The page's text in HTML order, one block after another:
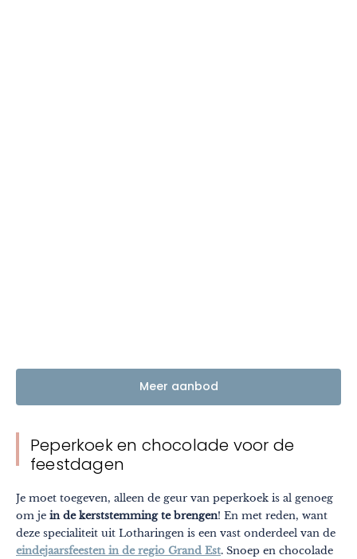
Meer aanbod
Peperkoek en chocolade voor de
feestdagen
Je moet toegeven, alleen de geur van peperkoek is al genoeg
om je in de kerststemming te brengen! En met reden, want
deze specialiteit uit Lotharingen is een vast onderdeel van de
eindejaarsfeesten in de regio Grand Est. Snoep en chocolade